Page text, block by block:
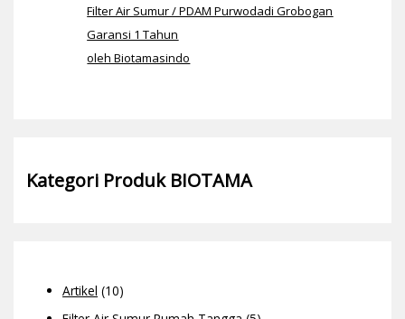
Filter Air Sumur / PDAM Purwodadi Grobogan
Garansi 1 Tahun
oleh Biotamasindo
Kategori Produk BIOTAMA
Artikel (10)